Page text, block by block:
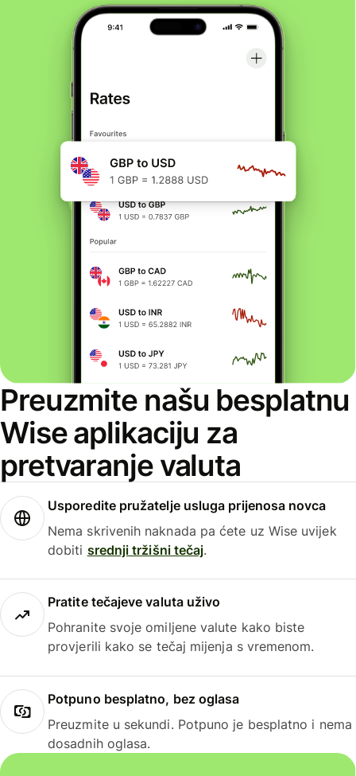
Preuzmite našu besplatnu
Wise aplikaciju za
pretvaranje valuta
Usporedite pružatelje usluga prijenosa novca
Nema skrivenih naknada pa ćete uz Wise uvijek
dobiti srednji tržišni tečaj.
Pratite tečajeve valuta uživo
Pohranite svoje omiljene valute kako biste
provjerili kako se tečaj mijenja s vremenom.
Potpuno besplatno, bez oglasa
Preuzmite u sekundi. Potpuno je besplatno i nema
dosadnih oglasa.